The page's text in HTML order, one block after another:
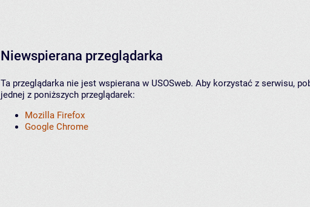
Niewspierana przeglądarka
Ta przeglądarka nie jest wspierana w USOSweb. Aby korzystać z serwisu,
jednej z poniższych przeglądarek:
Mozilla Firefox
Google Chrome